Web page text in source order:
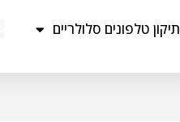
תיקון טלפונים סלולריים